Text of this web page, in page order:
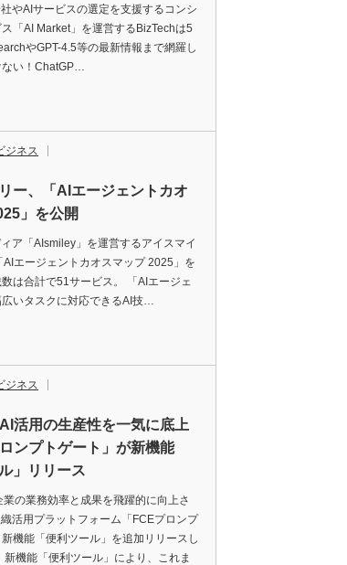
やAIサービスの選定を支援するコンシ
「AI Market」を運営するBizTechは5
やGPT-4.5等の最新情報まで網羅し
ない！ChatGP…
ジネス
ー、「AIエージェントカオ
」を公開
ア「AIsmiley」を運営するアイスマイ
AIエージェントカオスマップ 2025」を
は合計で51サービス。 「AIエージェ
広いタスクに対応できるAI技…
ジネス
活用の生産性を一気に底上
ンプトゲート」が新機能
」リリース
業の業務効率と成果を飛躍的に向上さ
活用プラットフォーム「FCEプロンプ
新機能「便利ツール」を追加リリースし
新機能「便利ツール」により、これま